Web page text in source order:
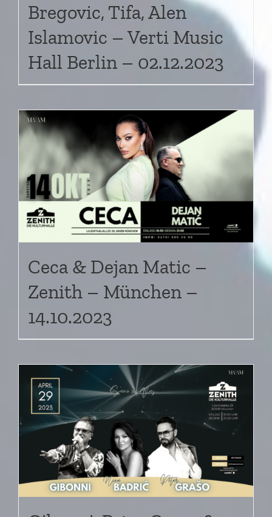
Bregovic, Tifa, Alen
Islamovic – Verti Music
Hall Berlin – 02.12.2023
Ceca & Dejan Matic –
Zenith – München –
14.10.2023